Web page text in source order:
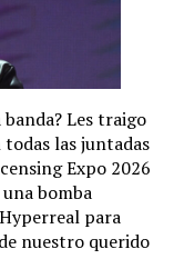
banda? Les traigo
todas las juntadas
Expo 2026
bomba
para
nuestro querido